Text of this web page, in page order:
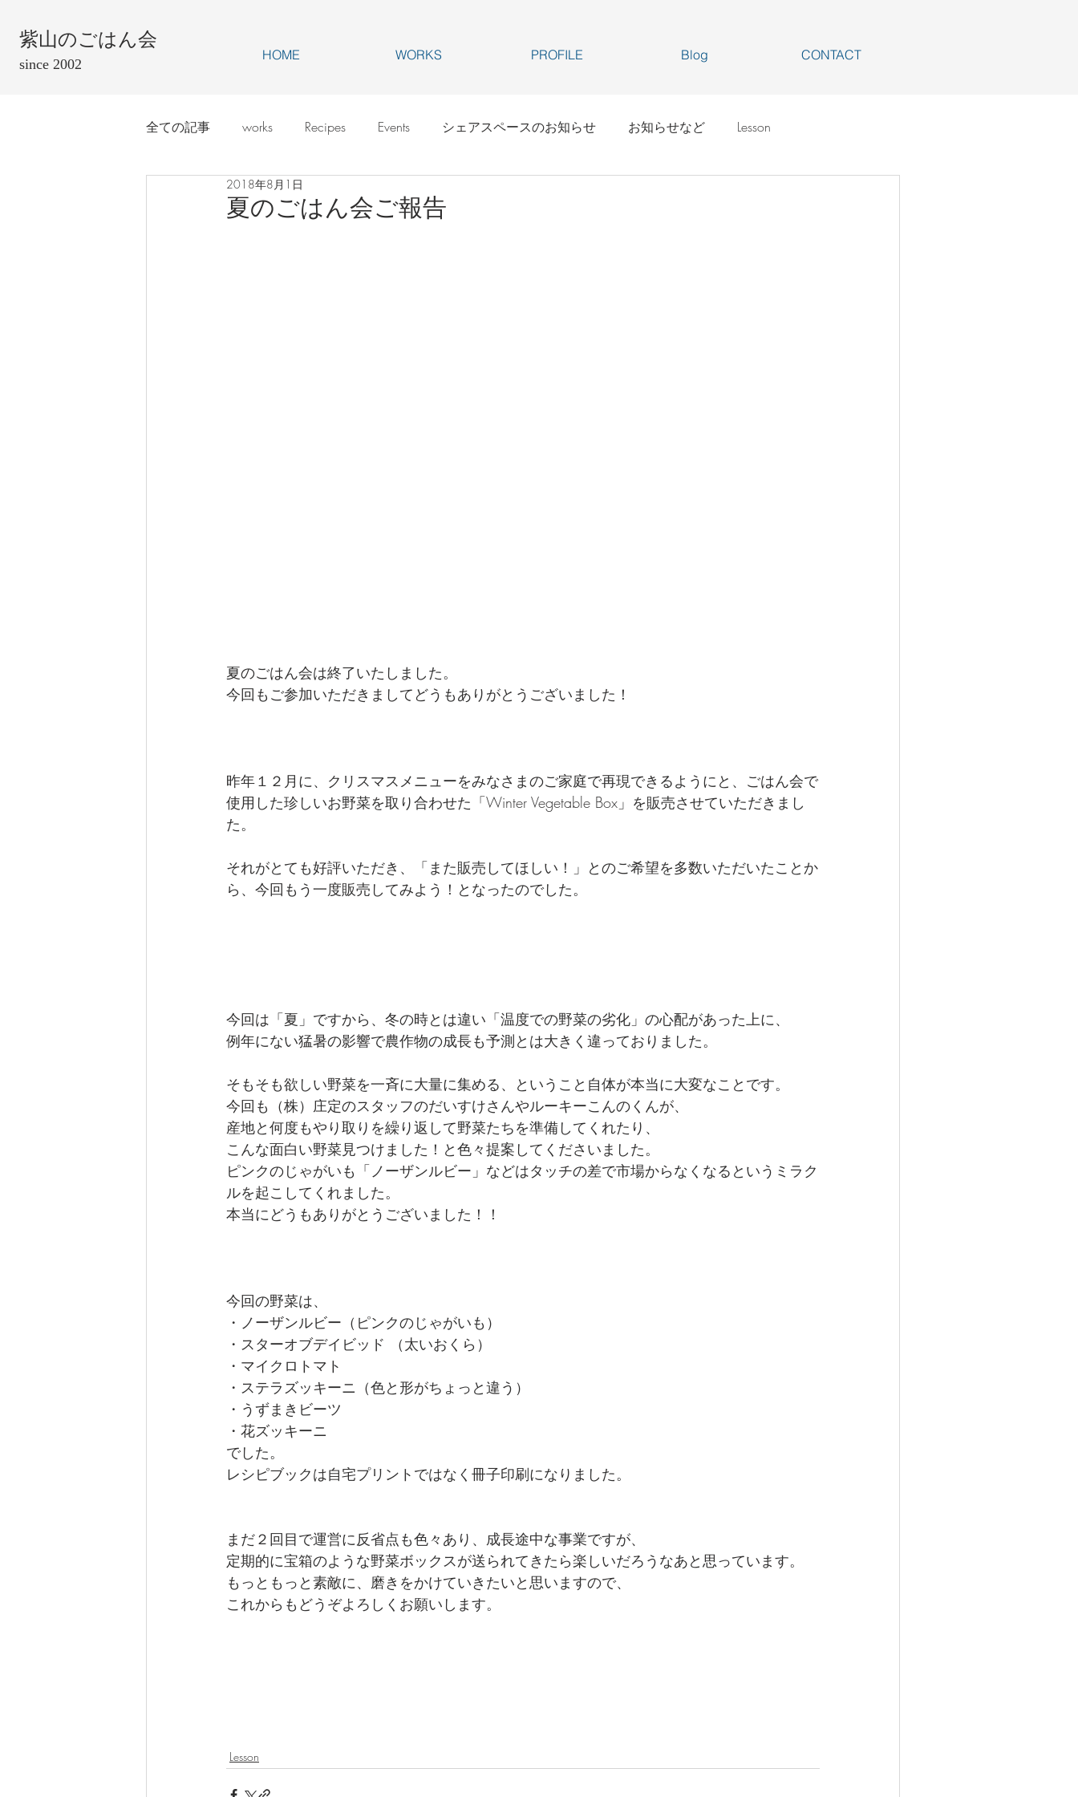
紫山のごはん会
since 2002
HOME WORKS PROFILE Blog CONTACT
全ての記事 works Recipes Events シェアスペースのお知らせ お知らせなど Lesson
夏のごはん会ご報告
2018年8月1日
夏のごはん会は終了いたしました。
今回もご参加いただきましてどうもありがとうございました！
昨年１２月に、クリスマスメニューをみなさまのご家庭で再現できるようにと、ごはん会で
使用した珍しいお野菜を取り合わせた「Winter Vegetable Box」を販売させていただきまし
た。
それがとても好評いただき、「また販売してほしい！」とのご希望を多数いただいたことか
ら、今回もう一度販売してみよう！となったのでした。
今回は「夏」ですから、冬の時とは違い「温度での野菜の劣化」の心配があった上に、
例年にない猛暑の影響で農作物の成長も予測とは大きく違っておりました。
そもそも欲しい野菜を一斉に大量に集める、ということ自体が本当に大変なことです。
今回も（株）庄定のスタッフのだいすけさんやルーキーこんのくんが、
産地と何度もやり取りを繰り返して野菜たちを準備してくれたり、
こんな面白い野菜見つけました！と色々提案してくださいました。
ピンクのじゃがいも「ノーザンルビー」などはタッチの差で市場からなくなるというミラク
ルを起こしてくれました。
本当にどうもありがとうございました！！
今回の野菜は、
・ノーザンルビー（ピンクのじゃがいも）
・スターオブデイビッド （太いおくら）
・マイクロトマト
・ステラズッキーニ（色と形がちょっと違う）
・うずまきビーツ
・花ズッキーニ
でした。
レシピブックは自宅プリントではなく冊子印刷になりました。
まだ２回目で運営に反省点も色々あり、成長途中な事業ですが、
定期的に宝箱のような野菜ボックスが送られてきたら楽しいだろうなあと思っています。
もっともっと素敵に、磨きをかけていきたいと思いますので、
これからもどうぞよろしくお願いします。
Lesson